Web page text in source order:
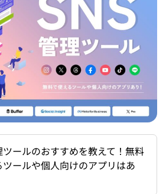
ツールのおすすめを教えて！無料
ツールや個人向けのアプリはあ